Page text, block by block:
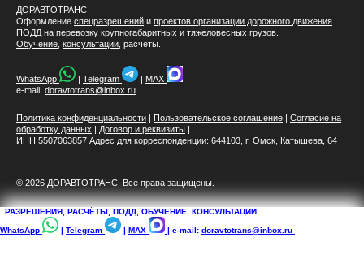
ДОРАВТОТРАНС
Оформление спецразрешений и проектов организации дорожного движения
ПОДД на перевозку крупногабаритных и тяжеловесных грузов.
Обучение консультации , расчёты.
WhatsApp | Telegram | MAX
e-mail: doravtotrans@inbox.ru
Политика конфиденциальности | Пользовательское соглашение | Согласие на
обработку данных | Договор и реквизиты |
ИНН 5507063857 Адрес для корреспонденции: 644103, г. Омск, Катышева, 64
© 2026 ДОРАВТОТРАНС. Все права защищены.
РАЗРЕШЕНИЯ, РАСЧЁТЫ, ПОДД, ОБУЧЕНИЕ, КОНСУЛЬТАЦИИ
WhatsApp | Telegram | MAX | e-mail: doravtotrans@inbox.ru